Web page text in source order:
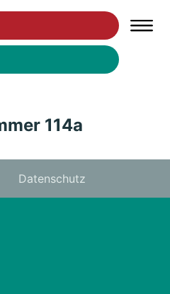
114a
Datenschutz